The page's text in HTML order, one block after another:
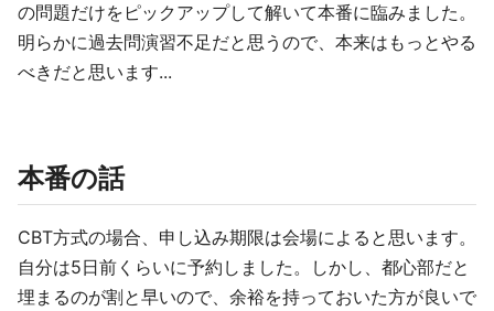
の問題だけをピックアップして解いて本番に臨みました。
明らかに過去問演習不足だと思うので、本来はもっとやる
べきだと思います...
本番の話
CBT方式の場合、申し込み期限は会場によると思います。
自分は5日前くらいに予約しました。しかし、都心部だと
埋まるのが割と早いので、余裕を持っておいた方が良いで